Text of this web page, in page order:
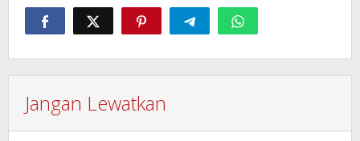
Jangan Lewatkan